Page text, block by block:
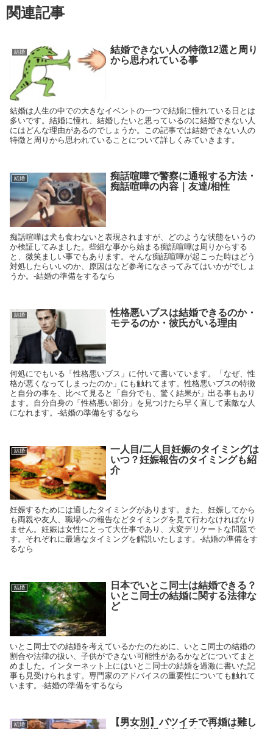
関連記事
結婚
結婚できない人の特徴12選と周り
から思われている事
結婚は人生の中での大きなイベントの一つで結婚に憧れている日とは
多いです。結婚に憧れ、結婚したいと思っているのに結婚できない人
にはどんな理由があるのでしょうか。この記事では結婚できない人の
特徴と周りから思われていることについて詳しくみていきます。
結婚
痴話喧嘩で警察に通報する方法・
痴話喧嘩の内容｜友達/相性
痴話喧嘩は犬も食わないと表現されますが、どのような状態をいうの
か検証してみました。些細な事から始まる痴話喧嘩は周りからする
と、微笑ましい事でもあります。そんな痴話喧嘩が起こった時はどう
対処したらいいのか、原因はなど参考になさってみてはいかがでしょ
うか。-結婚の準備をするなら
結婚
性格悪いブスは結婚できるのか・
モテるのか・彼氏がいる理由
何処にでもいる「性格悪いブス」に付いて書いています。「なぜ、性
格が悪くなってしまったのか」にも触れてます。性格悪いブスの特徴
と自分の事を、比べて見ると「自分でも、驚く結果が」出る事もあり
ます。自分自身の「性格悪い部分」を見つけたら早く直して素敵な人
になれます。-結婚の準備をするなら
結婚
一人目/二人目妊娠のタイミングは
いつ？妊娠報告のタイミングも紹
介
妊娠するためには適したタイミングがあります。また、妊娠してから
も両親や友人、職場への報告などタイミングを見て行わなければなり
ません。妊娠は女性にとって大仕事であり、大変デリケートな問題で
す。それぞれに最適なタイミングを解説いたします。-結婚の準備をす
るなら
結婚
日本でいとこ同士は結婚できる？
いとこ同士の結婚に関する法律な
ど
いとこ同士での結婚を考えているかたのために、いとこ同士の結婚の
割合や法律の扱い、子供ができない可能性があるかなどについてまと
めました。インターネット上にはいとこ同士の結婚を過激に書いた記
事も見受けられます。専門家のアドバイスの重要性についても触れて
います。-結婚の準備をするなら
結婚
【男女別】バツイチで再婚は難し